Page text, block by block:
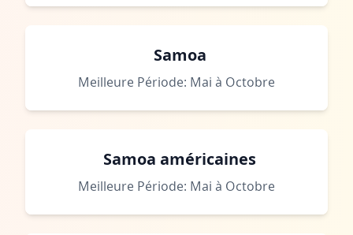
Samoa
Meilleure Période: Mai à Octobre
Samoa américaines
Meilleure Période: Mai à Octobre